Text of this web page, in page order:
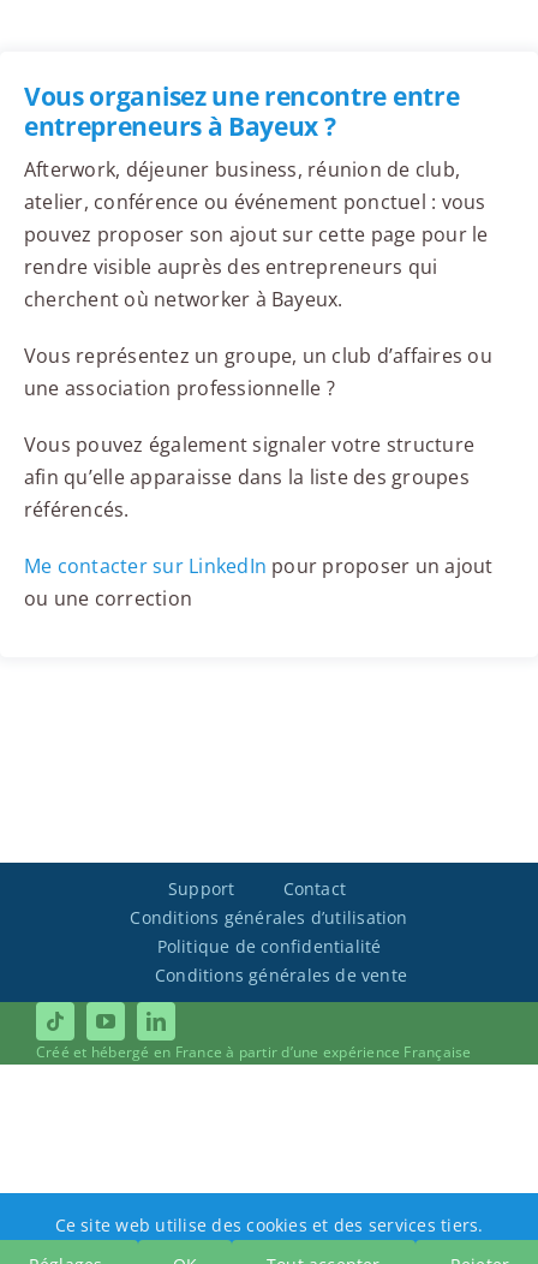
Vous organisez une rencontre entre
entrepreneurs à Bayeux ?
Afterwork, déjeuner business, réunion de club,
atelier, conférence ou événement ponctuel : vous
pouvez proposer son ajout sur cette page pour le
rendre visible auprès des entrepreneurs qui
cherchent où networker à Bayeux.
Vous représentez un groupe, un club d’affaires ou
une association professionnelle ?
Vous pouvez également signaler votre structure
afin qu’elle apparaisse dans la liste des groupes
référencés.
Me contacter sur LinkedIn pour proposer un ajout
ou une correction
Support
Contact
Conditions générales d’utilisation
Politique de confidentialité
Conditions générales de vente
Créé et hébergé en France à partir d’une expérience Française
Ce site web utilise des cookies et des services tiers.